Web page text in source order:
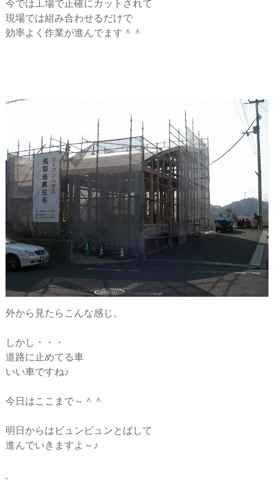
今では工場で正確にカットされて
現場では組み合わせるだけで
効率よく作業が進んでます＾＾
外から見たらこんな感じ。
しかし・・・
道路に止めてる車
いい車ですね♪
今日はここまで～＾＾
明日からはビュンビュンとばして
進んでいきますよ～♪